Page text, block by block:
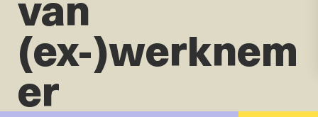
(ex-)werknem
er